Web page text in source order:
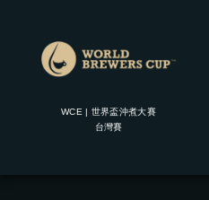
WCE | 世界盃沖煮大賽
台灣賽